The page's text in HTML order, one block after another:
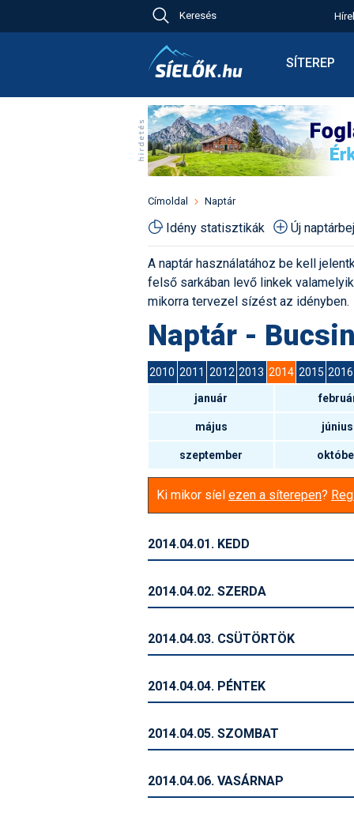
Keresés
SÍTEREP
Síbérletárak
Toplista
Havazás
Fotók
Címoldal Naptár
Idény statisztikák Új
A naptár használatához be kell
felső sarkában levő linkek
mikorra tervezel sízést az idényben.
Naptár -
2010 2011 2012 2013 2014 2015 2016
január
május június
szeptember
Ki mikor síel ezen a síterepen?
2014.04.01. KEDD
2014.04.02. SZERDA
2014.04.03. CSÜTÖRTÖK
2014.04.04. PÉNTEK
2014.04.05. SZOMBAT
2014.04.06. VASÁRNAP